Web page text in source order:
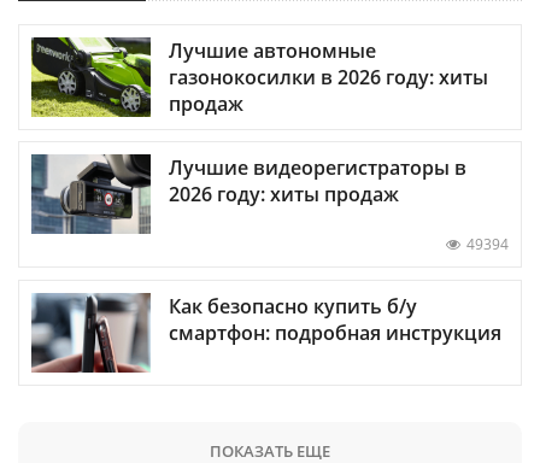
Лучшие автономные
газонокосилки в 2026 году: хиты
продаж
Лучшие видеорегистраторы в
2026 году: хиты продаж
49394
Как безопасно купить б/у
смартфон: подробная инструкция
ПОКАЗАТЬ ЕЩЕ